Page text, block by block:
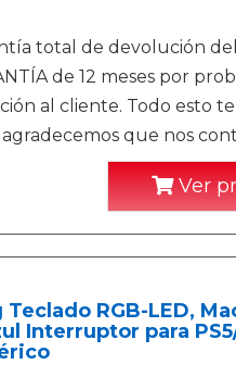
total de devolución
de 12 meses por
al cliente. Todo esto
que nos
Ver
RGB-LED,
Interruptor para